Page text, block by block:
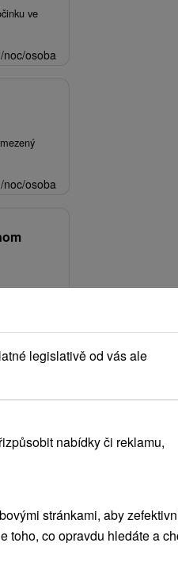
ve
/noc/osoba
/noc/osoba
legislativě od vás ale
nabídky či reklamu,
stránkami, aby
toho, co opravdu hledáte a